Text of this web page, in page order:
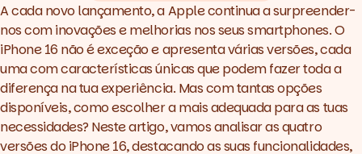
A cada novo lançamento, a Apple continua a surpreender-
nos com inovações e melhorias nos seus smartphones. O
iPhone 16 não é exceção e apresenta várias versões, cada
uma com características únicas que podem fazer toda a
diferença na tua experiência. Mas com tantas opções
disponíveis, como escolher a mais adequada para as tuas
necessidades? Neste artigo, vamos analisar as quatro
versões do iPhone 16, destacando as suas funcionalidades,